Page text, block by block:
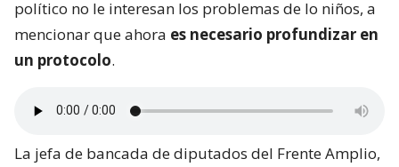
político no le interesan los problemas de lo niños, a
mencionar que ahora es necesario profundizar en
un protocolo.
La jefa de bancada de diputados del Frente Amplio,